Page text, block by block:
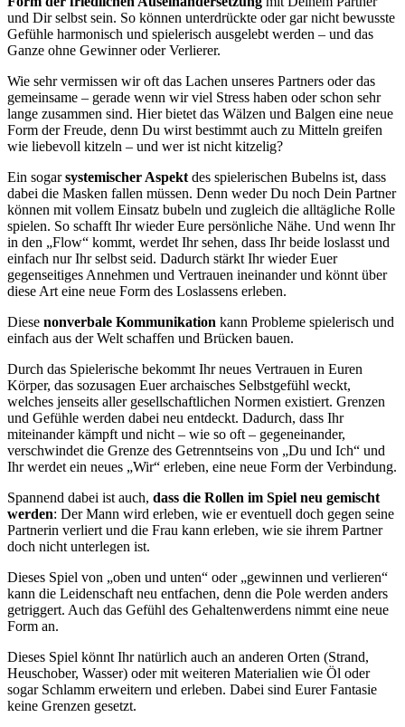
und Dir selbst sein. So können unterdrückte oder gar nicht bewusste
Gefühle harmonisch und spielerisch ausgelebt werden – und das
Ganze ohne Gewinner oder Verlierer.
Wie sehr vermissen wir oft das Lachen unseres Partners oder das
gemeinsame – gerade wenn wir viel Stress haben oder schon sehr
lange zusammen sind. Hier bietet das Wälzen und Balgen eine neue
Form der Freude, denn Du wirst bestimmt auch zu Mitteln greifen
wie liebevoll kitzeln – und wer ist nicht kitzelig?
Ein sogarsystemischer Aspekt des spielerischen Bubelns ist, dass
dabei die Masken fallen müssen. Denn weder Du noch Dein Partner
können mit vollem Einsatz bubeln und zugleich die alltägliche Rolle
spielen. So schafft Ihr wieder Eure persönliche Nähe. Und wenn Ihr
in den „Flow“ kommt, werdet Ihr sehen, dass Ihr beide loslasst und
einfach nur Ihr selbst seid. Dadurch stärkt Ihr wieder Euer
gegenseitiges Annehmen und Vertrauen ineinander und könnt über
diese Art eine neue Form des Loslassens erleben.
Diese nonverbale Kommunikation kann Probleme spielerisch und
einfach aus der Welt schaffen und Brücken bauen.
Durch das Spielerische bekommt Ihr neues Vertrauen in Euren
Körper, das sozusagen Euer archaisches Selbstgefühl weckt,
welches jenseits aller gesellschaftlichen Normen existiert. Grenzen
und Gefühle werden dabei neu entdeckt. Dadurch, dass Ihr
miteinander kämpft und nicht – wie so oft – gegeneinander,
verschwindet die Grenze des Getrenntseins von „Du und Ich“ und
Ihr werdet ein neues „Wir“ erleben, eine neue Form der Verbindung.
Spannend dabei ist auch, dass die Rollen im Spiel neu gemischt
werden: Der Mann wird erleben, wie er eventuell doch gegen seine
Partnerin verliert und die Frau kann erleben, wie sie ihrem Partner
doch nicht unterlegen ist.
Dieses Spiel von „oben und unten“ oder „gewinnen und verlieren“
kann die Leidenschaft neu entfachen, denn die Pole werden anders
getriggert. Auch das Gefühl des Gehaltenwerdens nimmt eine neue
Form an.
Dieses Spiel könnt Ihr natürlich auch an anderen Orten (Strand,
Heuschober, Wasser) oder mit weiteren Materialien wie Öl oder
sogar Schlamm erweitern und erleben. Dabei sind Eurer Fantasie
keine Grenzen gesetzt.